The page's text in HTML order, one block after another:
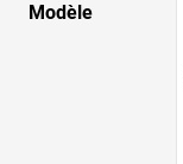
Modèle